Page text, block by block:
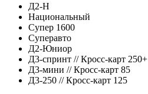
Д2-Н
Национальный
Супер 1600
Суперавто
Д2-Юниор
Д3-спринт // Кросс-карт 250+
Д3-мини // Кросс-карт 85
Д3-250 // Кросс-карт 125